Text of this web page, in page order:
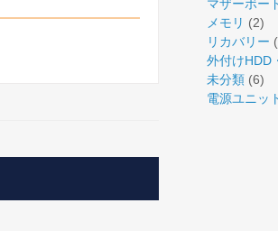
マザーボー
メモリ (2)
リカバリー
外付けHDD
未分類 (6)
電源ユニッ